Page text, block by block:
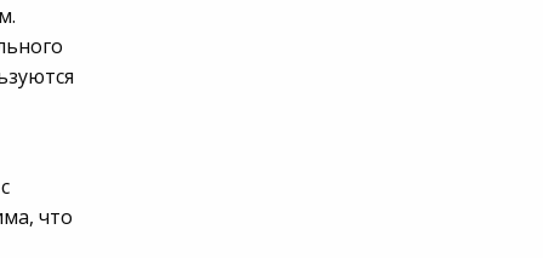
что